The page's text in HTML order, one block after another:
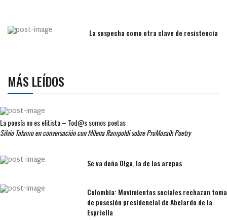
La sospecha como otra clave de resistencia
MÁS LEÍDOS
La poesía no es elitista – Tod@s somos poetas
Silvio Talamo en conversación con Milena Rampoldi sobre ProMosaik Poetry
Se va doña Olga, la de las arepas
Colombia: Movimientos sociales rechazan toma
de posesión presidencial de Abelardo de la
Espriella